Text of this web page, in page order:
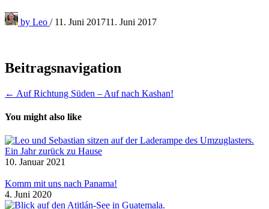
by Leo / 11. Juni 201711. Juni 2017
Beitragsnavigation
← Auf Richtung Süden – Auf nach Kashan!
You might also like
Ein Jahr zurück zu Hause
10. Januar 2021
Komm mit uns nach Panama!
4. Juni 2020